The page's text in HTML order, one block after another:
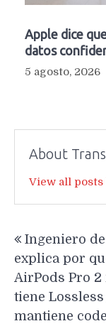
Apple dice
datos
5 agosto, 2026
About
View all
de
entradas
Ingeniero
explica por
AirPods Pro 2
tiene Lossless
mantiene